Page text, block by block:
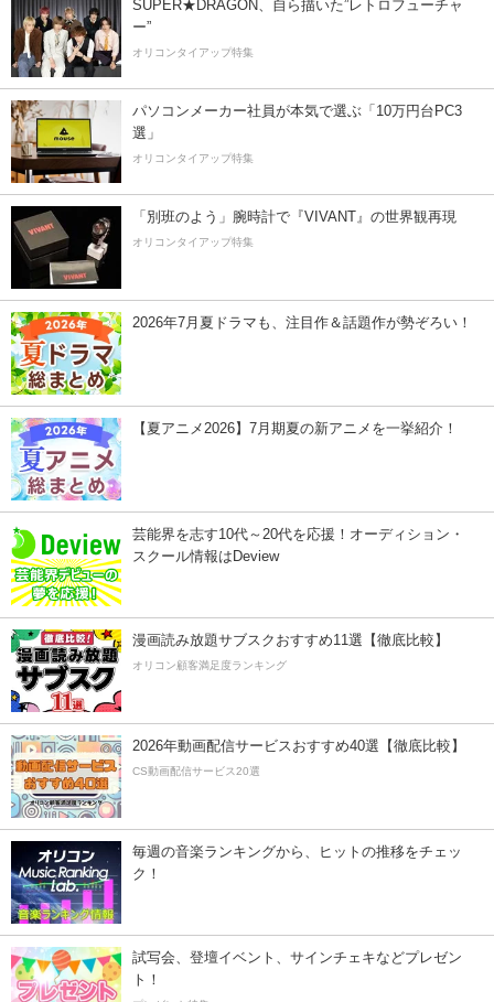
SUPER★DRAGON、自ら描いた”レトロフューチャ
ー”
オリコンタイアップ特集
パソコンメーカー社員が本気で選ぶ「10万円台PC3
選」
オリコンタイアップ特集
「別班のよう」腕時計で『VIVANT』の世界観再現
オリコンタイアップ特集
2026年7月夏ドラマも、注目作＆話題作が勢ぞろい！
【夏アニメ2026】7月期夏の新アニメを一挙紹介！
芸能界を志す10代～20代を応援！オーディション・
スクール情報はDeview
漫画読み放題サブスクおすすめ11選【徹底比較】
オリコン顧客満足度ランキング
2026年動画配信サービスおすすめ40選【徹底比較】
CS動画配信サービス20選
毎週の音楽ランキングから、ヒットの推移をチェッ
ク！
試写会、登壇イベント、サインチェキなどプレゼン
ト！